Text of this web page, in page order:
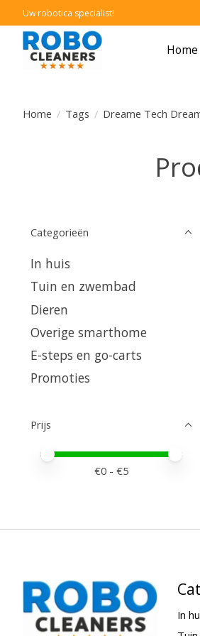
Uw robotica specialist!
Home
Home / Tags / Dreame Tech
Categorieën
In huis
Tuin en zwembad
Dieren
Overige smarthome
E-steps en go-carts
Promoties
Prijs
Minimale prijswaarde
Price maximum value
€0 - €5
In